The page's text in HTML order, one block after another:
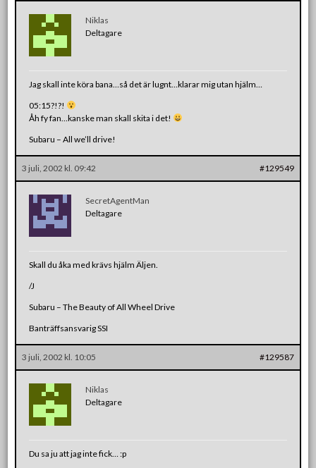
Niklas
Deltagare
Jag skall inte köra bana…så det är lugnt…klarar mig utan hjälm…
05:15?!?!
Åh fy fan…kanske man skall skita i det!
Subaru – All we’ll drive!
3 juli, 2002 kl. 09:42 #129549
SecretAgentMan
Deltagare
Skall du åka med krävs hjälm Äljen.
/J
Subaru – The Beauty of All Wheel Drive
Banträffsansvarig SSI
3 juli, 2002 kl. 10:05 #129587
Niklas
Deltagare
Du sa ju att jag inte fick… :p